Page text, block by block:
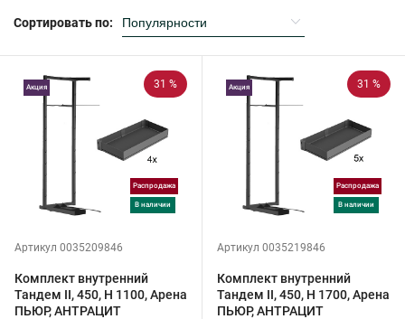
Сортировать по:
31 %
Распродажа
в наличии
Акция
Артикул 0035209846
Комплект внутренний
Тандем II, 450, H 1100, Арена
ПЬЮР, АНТРАЦИТ
31 %
Распродажа
в наличии
Акция
Артикул 0035219846
Комплект внутренний
Тандем II, 450, H 1700, Арена
ПЬЮР, АНТРАЦИТ